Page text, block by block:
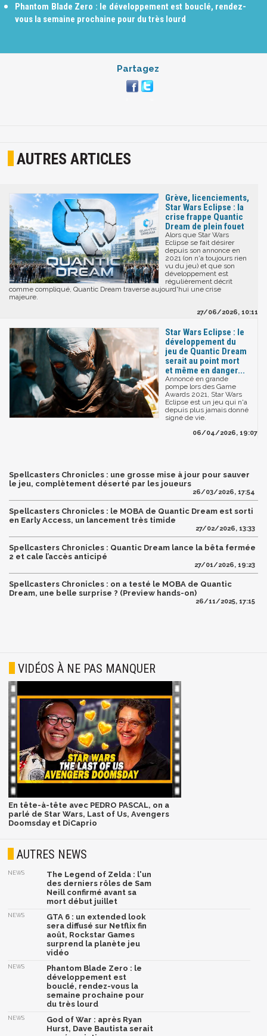
Phantom Blade Zero : le développement est bouclé, rendez-
vous la semaine prochaine pour du très lourd
Partagez
AUTRES ARTICLES
Grève, licenciements,
Star Wars Eclipse : la
crise frappe Quantic
Dream de plein fouet
Alors que Star Wars
Eclipse se fait désirer
depuis son annonce en
2021 (on n'a toujours rien
vu du jeu) et que son
développement est
régulièrement décrit
comme compliqué, Quantic Dream traverse aujourd'hui une crise
majeure.
27/06/2026, 10:11
Star Wars Eclipse : le
développement du
jeu de Quantic Dream
serait au point mort
et même en danger...
Annoncé en grande
pompe lors des Game
Awards 2021, Star Wars
Eclipse est un jeu qui n'a
depuis plus jamais donné
signé de vie.
06/04/2026, 19:07
Spellcasters Chronicles : une grosse mise à jour pour sauver
le jeu, complètement déserté par les joueurs
26/03/2026, 17:54
Spellcasters Chronicles : le MOBA de Quantic Dream est sorti
en Early Access, un lancement très timide
27/02/2026, 13:33
Spellcasters Chronicles : Quantic Dream lance la bêta fermée
2 et cale l’accès anticipé
27/01/2026, 19:23
Spellcasters Chronicles : on a testé le MOBA de Quantic
Dream, une belle surprise ? (Preview hands-on)
26/11/2025, 17:15
VIDÉOS À NE PAS MANQUER
En tête-à-tête avec PEDRO PASCAL, on a
parlé de Star Wars, Last of Us, Avengers
Doomsday et DiCaprio
AUTRES NEWS
NEWS
The Legend of Zelda : l'un
des derniers rôles de Sam
Neill confirmé avant sa
mort début juillet
NEWS
GTA 6 : un extended look
sera diffusé sur Netflix fin
août, Rockstar Games
surprend la planète jeu
vidéo
NEWS
Phantom Blade Zero : le
développement est
bouclé, rendez-vous la
semaine prochaine pour
du très lourd
NEWS
God of War : après Ryan
Hurst, Dave Bautista serait